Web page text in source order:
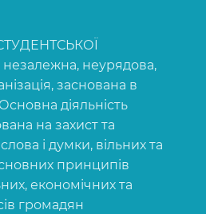
неурядова,
заснована в
діяльність
на захист та
і думки, вільних та
принципів
економічних та
громадян